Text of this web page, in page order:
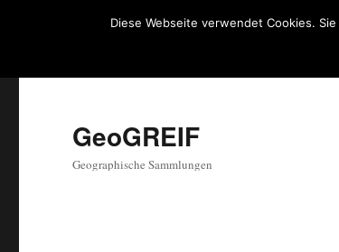
GeoGREIF
Geographische Sammlungen
Diese Webseite verwendet Cookies.